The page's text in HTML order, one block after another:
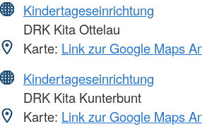
Kindertageseinrichtung
DRK Kita Ottelau
Karte: Link zur Google Maps
Kindertageseinrichtung
DRK Kita Kunterbunt
Karte: Link zur Google Maps